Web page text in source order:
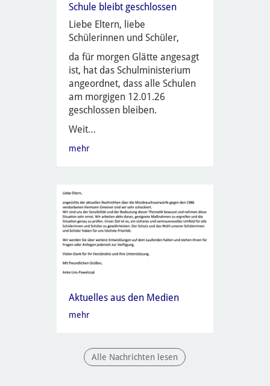
Schule bleibt geschlossen
Liebe Eltern, liebe
Schülerinnen und Schüler,
da für morgen Glätte angesagt
ist, hat das Schulministerium
angeordnet, dass alle Schulen
am morgigen 12.01.26
geschlossen bleiben.
Weit…
mehr
Aktuelles aus den Medien
mehr
Alle Nachrichten lesen